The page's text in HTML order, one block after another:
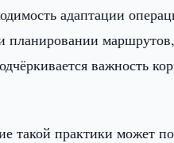
адаптации
планировании
важность
такой практики может